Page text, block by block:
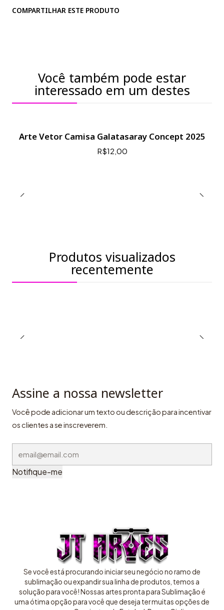
COMPARTILHAR ESTE PRODUTO
Você também pode estar
interessado em um destes
Arte Vetor Camisa Galatasaray Concept 2025
R$12,00
Produtos visualizados
recentemente
Assine a nossa newsletter
Você pode adicionar um texto ou descrição para incentivar
os clientes a se inscreverem.
Notifique-me
Se você está procurando iniciar seu negócio no ramo de
sublimação ou expandir sua linha de produtos, temos a
solução para você! Nossas artes pronta para Sublimação é
uma ótima opção para você que deseja ter muitas opções de